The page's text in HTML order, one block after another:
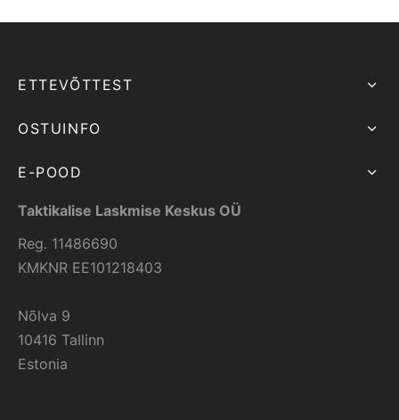
ETTEVÕTTEST
OSTUINFO
E-POOD
Taktikalise Laskmise Keskus OÜ
Reg. 11486690
KMKNR EE101218403
Nõlva 9
10416 Tallinn
Estonia